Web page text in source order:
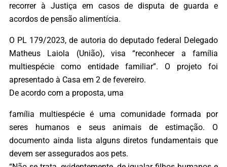
recorrer à Justiça em casos de disputa de guarda e
acordos de pensão alimentícia.
O PL 179/2023, de autoria do deputado federal Delegado
Matheus Laiola (União), visa “reconhecer a família
multiespécie como entidade familiar”. O projeto foi
apresentado à Casa em 2 de fevereiro.
De acordo com a proposta, uma
família multiespécie é uma comunidade formada por
seres humanos e seus animais de estimação. O
documento ainda lista alguns diretos fundamentais que
devem ser assegurados aos pets.